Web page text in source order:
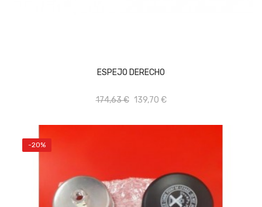
ESPEJO DERECHO
174,63 € 139,70 €
-20%